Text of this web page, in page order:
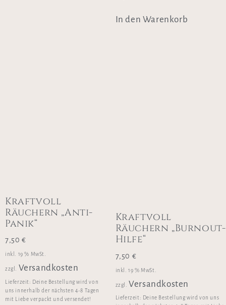
In den Warenkorb
Kraftvoll
Räuchern „Anti-
Panik“
7,50 €
inkl. 19 % MwSt.
zzgl. Versandkosten
Lieferzeit: Deine Bestellung wird von
uns innerhalb der nächsten 4-8 Tagen
mit Liebe verpackt und versendet!
Kraftvoll
Räuchern „Burnout-
Hilfe“
7,50 €
inkl. 19 % MwSt.
zzgl. Versandkosten
Lieferzeit: Deine Bestellung wird von uns